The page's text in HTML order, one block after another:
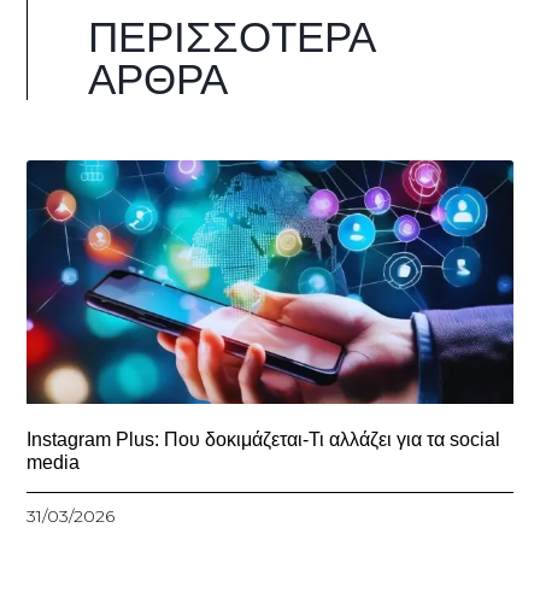
ΠΕΡΙΣΣΌΤΕΡΑ
ΆΡΘΡΑ
Instagram Plus: Που δοκιμάζεται-Τι αλλάζει για τα social
media
31/03/2026